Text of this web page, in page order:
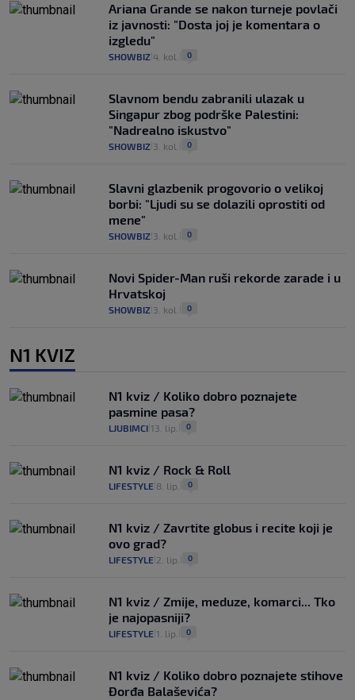
Ariana Grande se nakon turneje povlači
iz javnosti: "Dosta joj je komentara o
izgledu"
SHOWBIZ 4. kol. 0
Slavnom bendu zabranili ulazak u
Singapur zbog podrške Palestini:
"Nadrealno iskustvo"
SHOWBIZ 3. kol. 0
Slavni glazbenik progovorio o velikoj
borbi: "Ljudi su se dolazili oprostiti od
mene"
SHOWBIZ 3. kol. 0
Novi Spider-Man ruši rekorde zarade i u
Hrvatskoj
SHOWBIZ 3. kol. 0
N1 KVIZ
N1 kviz / Koliko dobro poznajete
pasmine pasa?
LJUBIMCI 13. lip. 0
N1 kviz / Rock & Roll
LIFESTYLE 8. lip. 0
N1 kviz / Zavrtite globus i recite koji je
ovo grad?
LIFESTYLE 2. lip. 0
N1 kviz / Zmije, meduze, komarci... Tko
je najopasniji?
LIFESTYLE 1. lip. 0
N1 kviz / Koliko dobro poznajete stihove
Đorđa Balaševića?